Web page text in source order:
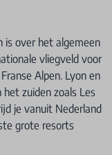
is over het algemeen
vliegveld voor
Alpen. Lyon en
zuiden zoals Les
je vanuit Nederland
grote resorts